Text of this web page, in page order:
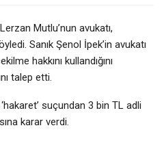
Mutlu’nun avukatı,
Sanık Şenol İpek’in avukatı
hakkını kullandığını
talep etti.
suçundan 3 bin TL adli
karar verdi.